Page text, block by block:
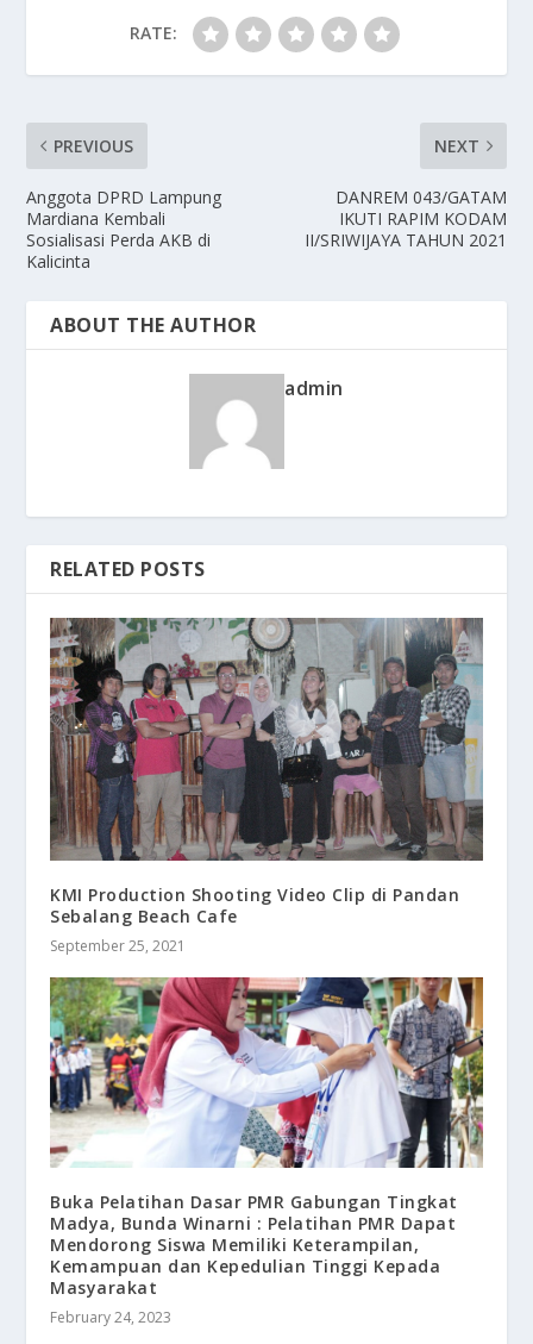
RATE:
PREVIOUS
Anggota DPRD Lampung
Mardiana Kembali
Sosialisasi Perda AKB di
Kalicinta
NEXT
DANREM 043/GATAM
IKUTI RAPIM KODAM
II/SRIWIJAYA TAHUN 2021
ABOUT THE AUTHOR
admin
RELATED POSTS
KMI Production Shooting Video Clip di Pandan
Sebalang Beach Cafe
September 25, 2021
Buka Pelatihan Dasar PMR Gabungan Tingkat
Madya, Bunda Winarni : Pelatihan PMR Dapat
Mendorong Siswa Memiliki Keterampilan,
Kemampuan dan Kepedulian Tinggi Kepada
Masyarakat
February 24, 2023